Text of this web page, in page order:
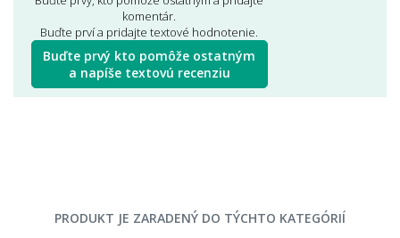
komentár.
Buďte prví a pridajte textové hodnotenie.
Buďte prvý kto pomôže ostatným
a napíše textovú recenziu
PRODUKT JE ZARADENÝ DO TÝCHTO KATEGÓRIÍ